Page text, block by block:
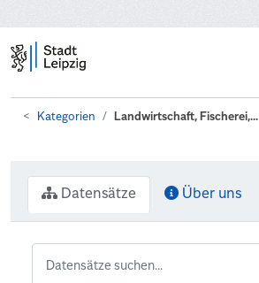
Kategorien Landwirtschaft, Fischerei,...
Datensätze Über uns